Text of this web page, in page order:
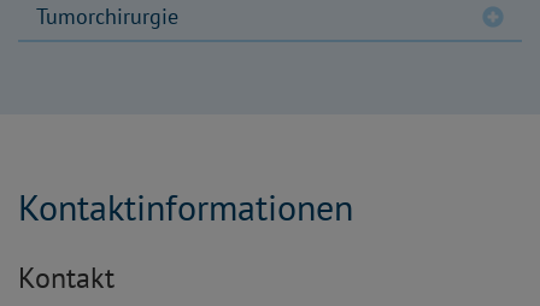
Tumorchirurgie
Kontaktinformationen
Kontakt